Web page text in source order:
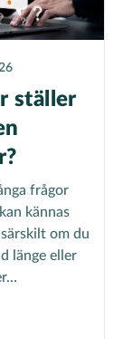
ställer
frågor
kännas
om du
länge eller